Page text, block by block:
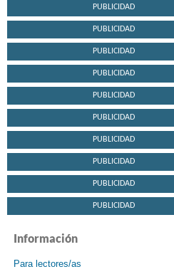
PUBLICIDAD
PUBLICIDAD
PUBLICIDAD
PUBLICIDAD
PUBLICIDAD
PUBLICIDAD
PUBLICIDAD
PUBLICIDAD
PUBLICIDAD
PUBLICIDAD
Información
Para lectores/as